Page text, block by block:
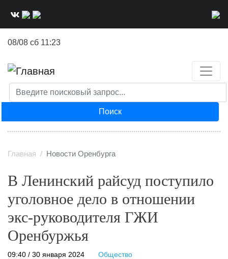
08/08 сб 11:23
Поиск
Главная Новости Оренбурга
В Ленинский райсуд поступило
уголовное дело в отношении
экс-руководителя ГЖИ
Оренбуржья
09:40 / 30 января 2024 Общество